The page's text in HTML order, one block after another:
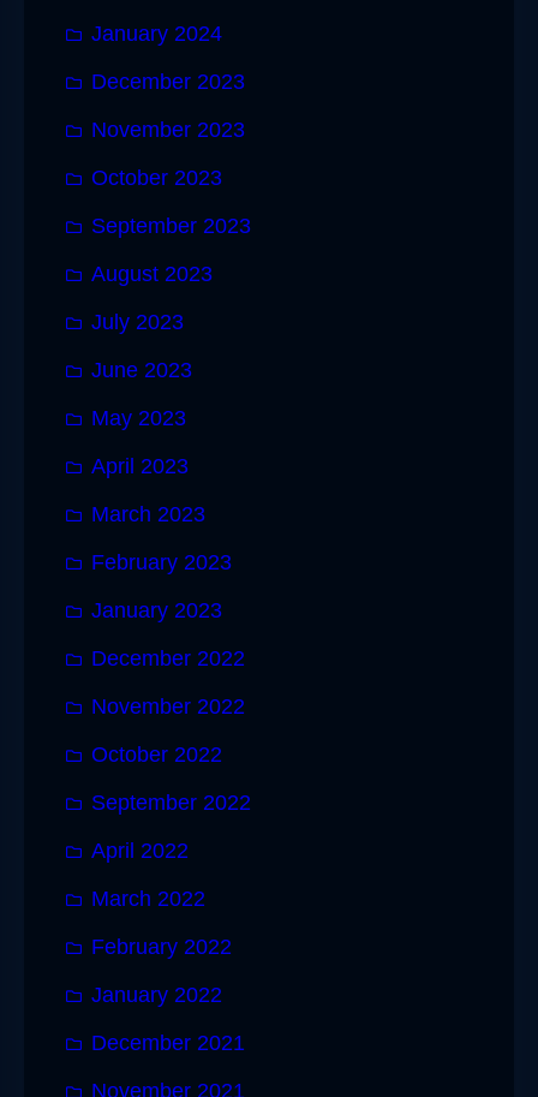
January 2024
December 2023
November 2023
October 2023
September 2023
August 2023
July 2023
June 2023
May 2023
April 2023
March 2023
February 2023
January 2023
December 2022
November 2022
October 2022
September 2022
April 2022
March 2022
February 2022
January 2022
December 2021
November 2021